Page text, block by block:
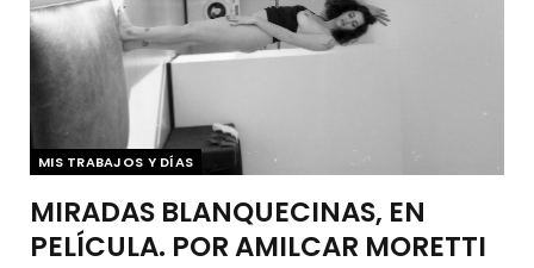
MIS TRABAJOS Y DÍAS
MIRADAS BLANQUECINAS, EN
PELÍCULA. POR AMILCAR MORETTI